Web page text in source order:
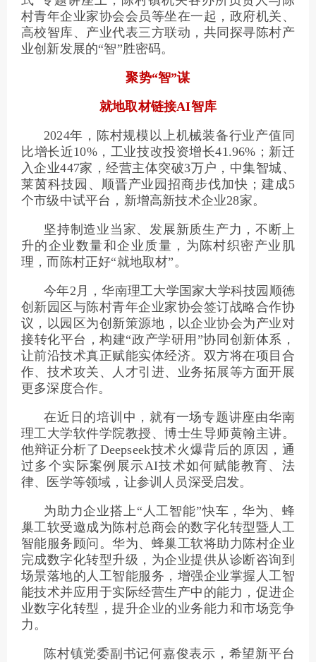
村青年企业家协会会员等坐在一起，政府机关、
高校智库、产业代表三方联动，共同探寻陈村产
业创新发展的“智”胜密码。
聚势“智”谋
就地取材链接AI智库
2024年，陈村规模以上机械装备行业产值同
比增长近10%，工业技改投资增长41.96%；新迁
入企业447家，经营主体突破3万户，中集智城、
莱茵科技园、顺晋产业园招商步伐加快；建成5
个市级中试平台，新增高新技术企业28家。
坚持制造业当家、发展新质生产力，不断上
升的企业数量和企业质量，为陈村织密产业肌
理，而陈村正好“就地取材”。
今年2月，华南理工大学国家大学科技园顺德
创新园区与陈村青年企业家协会签订战略合作协
议，以园区为创新策源地，以企业协会为产业对
接转化平台，构建“政产学研用”协同创新体系，
让前沿技术真正赋能实体经济。双方将在项目合
作、技术攻关、人才引进、业务拓展等方面开展
更多深度合作。
在近日的培训中，就有一场专题讲座由华南
理工大学软件学院教授、博士生导师黄翰主讲。
他辩证分析了Deepseek技术火爆背后的原因，通
过多个实际案例展示AI技术如何赋能教育、法
律、医学等领域，让参训人员深受启发。
为助力企业搭上“人工智能”快车，华为、蜂
巢工软受邀成为陈村总商会的数字化转型暨人工
智能服务顾问。华为、蜂巢工软将助力陈村企业
完成数字化转型升级，为企业提供从诊断咨询到
场景落地的人工智能服务，增强企业掌握人工智
能技术并应用于实际经营生产中的能力，促进企
业数字化转型，提升企业的业务能力和市场竞争
力。
陈村镇党委副书记何嘉俊表示，希望新平台